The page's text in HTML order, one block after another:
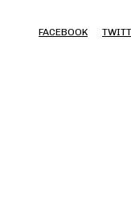
FACEBOOK